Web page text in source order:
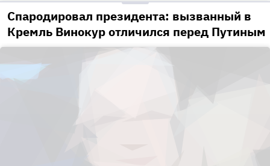
Спародировал президента: вызванный в
Кремль Винокур отличился перед Путиным